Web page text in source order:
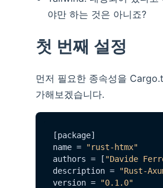
야만 하는 것은 아니죠?
첫 번째 설정
먼저 필요한 종속성을
가해보겠습니다.
[package]
name =
"rust-htmx"
authors = [ "Davide
description =
"Rust-
version =
"0.1.0"